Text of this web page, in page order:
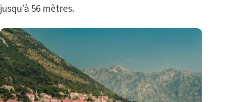
jusqu’à 56 mètres.